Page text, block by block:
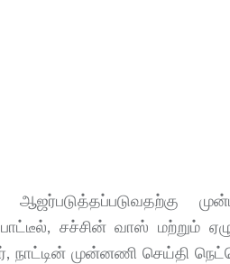
ஆஜர்படுத்தப்படுவதற்கு
பாட்டீல், சச்சின் வாஸ் மற்றும்
நாட்டின் முன்னணி செய்தி